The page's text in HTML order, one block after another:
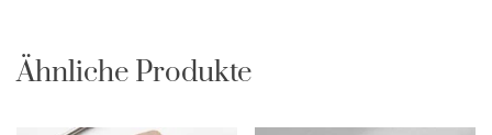
Ähnliche Produkte